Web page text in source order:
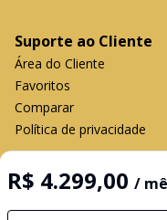
R$ 4.299,00 /
Suporte ao Cliente
Área do Cliente
Favoritos
Comparar
Política de privacidade